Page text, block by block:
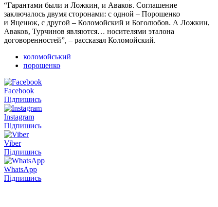
“Гарантами были и Ложкин, и Аваков. Соглашение
заключалось двумя сторонами: с одной – Порошенко
и Яценюк, с другой – Коломойский и Боголюбов. А Ложкин,
Аваков, Турчинов являются… носителями эталона
договоренностей”, – рассказал Коломойский.
коломойський
порошенко
Facebook
Підпишись
Instagram
Підпишись
Viber
Підпишись
WhatsApp
Підпишись